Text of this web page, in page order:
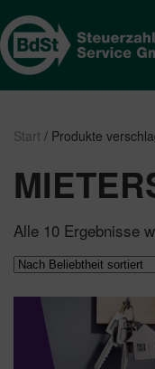
Start / Produkte
Alle 10 Ergebnisse